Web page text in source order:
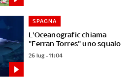
L'Oceanografic chiama
"Ferran Torres" uno squalo
SPAGNA
26 lug - 11:04